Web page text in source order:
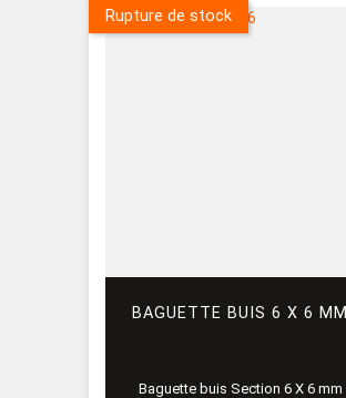
BAGUETTE BUIS 6 X 6 MM
Baguette buis Section 6 X 6 mm
Rupture de stock